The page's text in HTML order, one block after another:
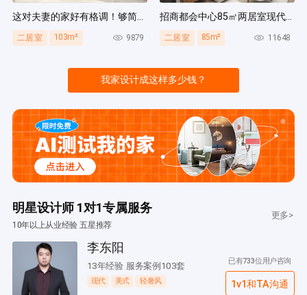
这对夫妻的家好有格调！够简洁还复古，好打扫卫生太贴心~
二居室 103m² 9879
招商都会中心85㎡两居室现代简约风装修案例
二居室 85m² 11648
我家设计成这样多少钱？
明星设计师 1对1专属服务
10年以上从业经验 五星推荐
更多>
李东阳
13年经验 服务案例103套
现代 美式 轻奢风
已有733位用户咨询
1v1和TA沟通